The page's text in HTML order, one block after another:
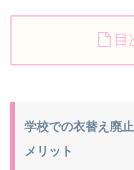
目
学校での衣替え廃
メリット